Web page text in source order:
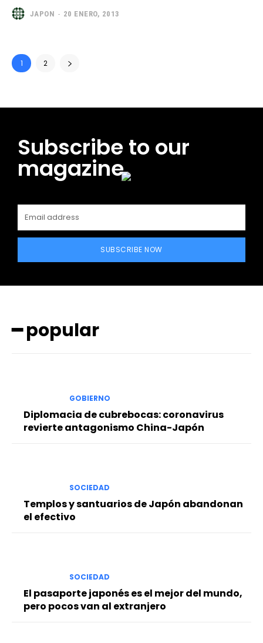
JAPON - 20 ENERO, 2013
1 2
Subscribe to our
magazine
SUBSCRIBE NOW
━ popular
GOBIERNO
Diplomacia de cubrebocas: coronavirus
revierte antagonismo China-Japón
SOCIEDAD
Templos y santuarios de Japón abandonan
el efectivo
SOCIEDAD
El pasaporte japonés es el mejor del mundo,
pero pocos van al extranjero